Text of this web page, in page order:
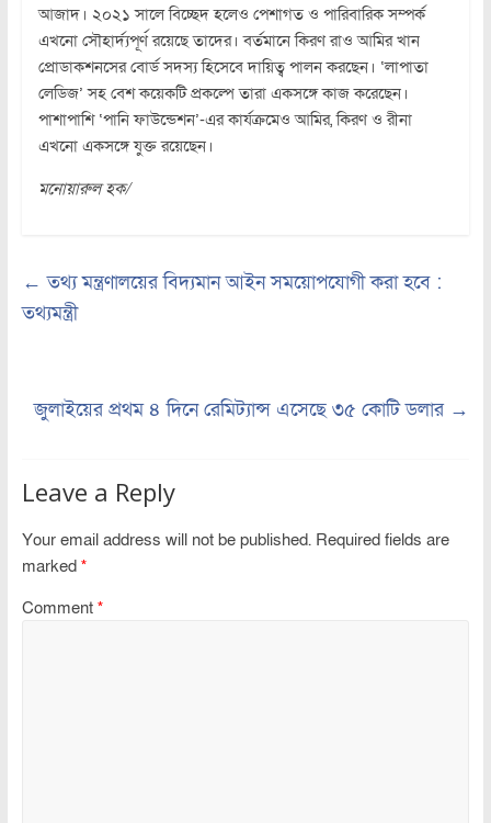
আজাদ। ২০২১ সালে বিচ্ছেদ হলেও পেশাগত ও পারিবারিক সম্পর্ক
এখনো সৌহার্দ্যপূর্ণ রয়েছে তাদের। বর্তমানে কিরণ রাও আমির খান
প্রোডাকশনসের বোর্ড সদস্য হিসেবে দায়িত্ব পালন করছেন। ‘লাপাতা
লেডিজ’ সহ বেশ কয়েকটি প্রকল্পে তারা একসঙ্গে কাজ করেছেন।
পাশাপাশি ‘পানি ফাউন্ডেশন’-এর কার্যক্রমেও আমির, কিরণ ও রীনা
এখনো একসঙ্গে যুক্ত রয়েছেন।
মনোয়ারুল হক/
← তথ্য মন্ত্রণালয়ের বিদ্যমান আইন সময়োপযোগী করা হবে :
তথ্যমন্ত্রী
জুলাইয়ের প্রথম ৪ দিনে রেমিট্যান্স এসেছে ৩৫ কোটি ডলার →
Leave a Reply
Your email address will not be published. Required fields are
marked *
Comment *